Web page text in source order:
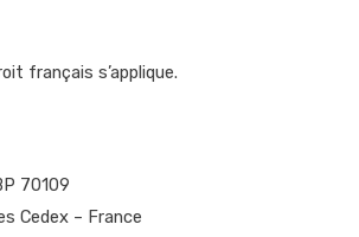
français s’applique.
70109
Cedex – France